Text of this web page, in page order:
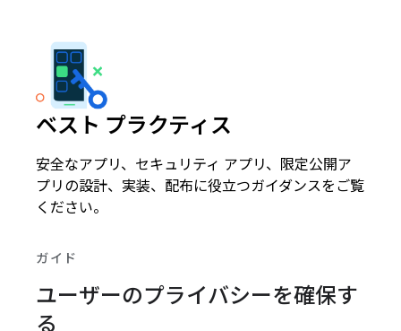
ベスト プラクティス
安全なアプリ、セキュリティ アプリ、限定公開ア
プリの設計、実装、配布に役立つガイダンスをご覧
ください。
ガイド
ユーザーのプライバシーを確保す
る